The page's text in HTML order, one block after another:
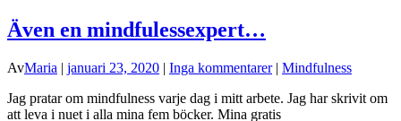
Även en mindfulessexpert…
AvMaria | januari 23, 2020 | Inga kommentarer| Mindfulness
Jag pratar om mindfulness varje dag i mitt arbete. Jag har skrivit om
att leva i nuet i alla mina fem böcker. Mina gratis